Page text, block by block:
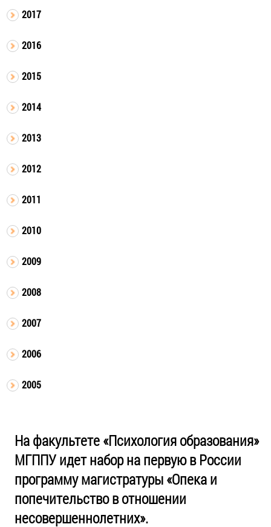
2017
2016
2015
2014
2013
2012
2011
2010
2009
2008
2007
2006
2005
На факультете «Психология образования»
МГППУ идет набор на первую в России
программу магистратуры «Опека и
попечительство в отношении
несовершеннолетних».